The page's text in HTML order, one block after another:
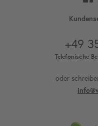
+49
Telefonische
oder